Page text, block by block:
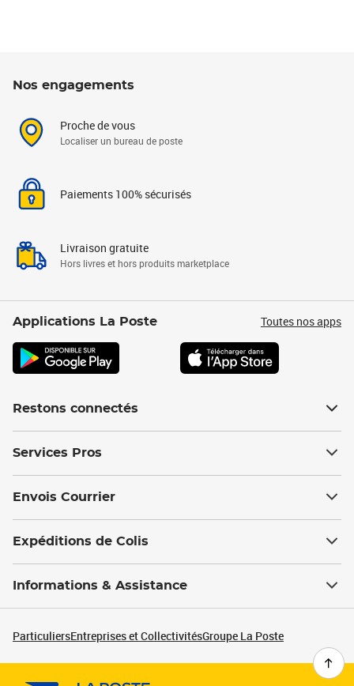
Nos engagements
Proche de vous
Localiser un bureau de poste
Paiements 100% sécurisés
Livraison gratuite
Hors livres et hors produits marketplace
Applications La Poste Toutes nos apps
Restons connectés
Services Pros
Envois Courrier
Expéditions de Colis
Informations & Assistance
ParticuliersEntreprises et CollectivitésGroupe La Poste